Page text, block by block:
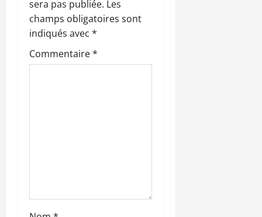
o
n
i
sera pas publiée. Les
champs obligatoires sont
indiqués avec *
Commentaire*